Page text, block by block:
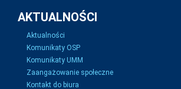
AKTUALNOŚCI
Aktualności
Komunikaty OSP
Komunikaty UMM
Zaangażowanie społeczne
Kontakt do biura